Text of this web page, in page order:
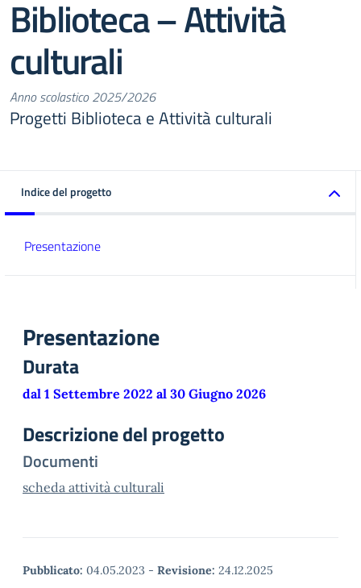
Biblioteca – Attività
culturali
Anno scolastico 2025/2026
Progetti Biblioteca e Attività culturali
Indice del progetto
Presentazione
Presentazione
Durata
dal 1 Settembre 2022 al 30 Giugno 2026
Descrizione del progetto
Documenti
scheda attività culturali
Pubblicato: 04.05.2023 - Revisione: 24.12.2025